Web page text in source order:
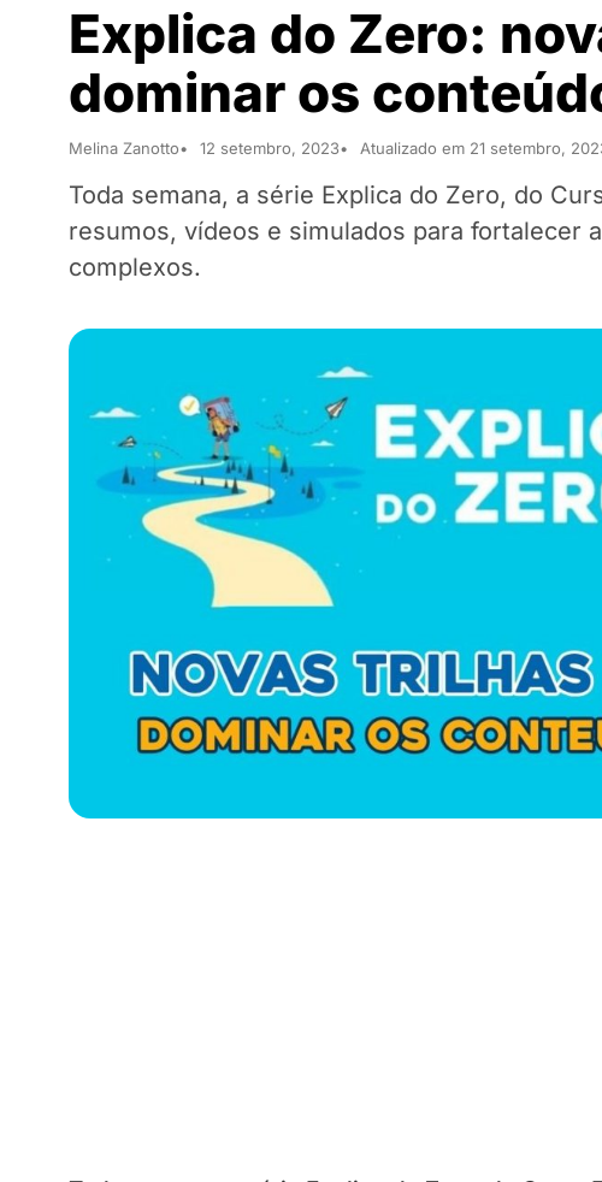
Explica do Zero:
dominar os
Melina Zanotto 12 setembro, 2023 Atualizado em 21 setembro,
Toda semana, a série Explica do Zero, do
resumos, vídeos e simulados para fortalecer
complexos.